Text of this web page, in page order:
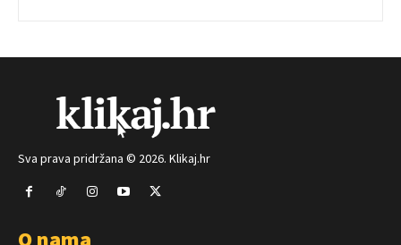
Sva prava pridržana © 2026. Klikaj.hr
O nama